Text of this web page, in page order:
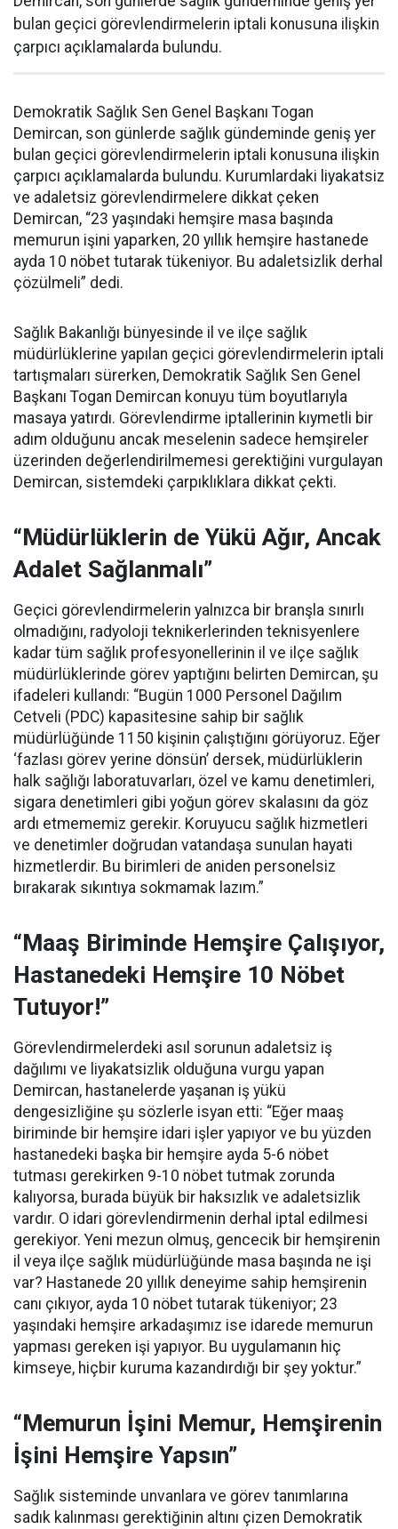
bulan geçici görevlendirmelerin iptali konusuna ilişkin
çarpıcı açıklamalarda bulundu.
Demokratik Sağlık Sen Genel Başkanı Togan
Demircan, son günlerde sağlık gündeminde geniş yer
bulan geçici görevlendirmelerin iptali konusuna ilişkin
çarpıcı açıklamalarda bulundu. Kurumlardaki liyakatsiz
ve adaletsiz görevlendirmelere dikkat çeken
Demircan, “23 yaşındaki hemşire masa başında
memurun işini yaparken, 20 yıllık hemşire hastanede
ayda 10 nöbet tutarak tükeniyor. Bu adaletsizlik derhal
çözülmeli” dedi.
Sağlık Bakanlığı bünyesinde il ve ilçe sağlık
müdürlüklerine yapılan geçici görevlendirmelerin iptali
tartışmaları sürerken, Demokratik Sağlık Sen Genel
Başkanı Togan Demircan konuyu tüm boyutlarıyla
masaya yatırdı. Görevlendirme iptallerinin kıymetli bir
adım olduğunu ancak meselenin sadece hemşireler
üzerinden değerlendirilmemesi gerektiğini vurgulayan
Demircan, sistemdeki çarpıklıklara dikkat çekti.
“Müdürlüklerin de Yükü Ağır, Ancak
Adalet Sağlanmalı”
Geçici görevlendirmelerin yalnızca bir branşla sınırlı
olmadığını, radyoloji teknikerlerinden teknisyenlere
kadar tüm sağlık profesyonellerinin il ve ilçe sağlık
müdürlüklerinde görev yaptığını belirten Demircan, şu
ifadeleri kullandı: “Bugün 1000 Personel Dağılım
Cetveli (PDC) kapasitesine sahip bir sağlık
müdürlüğünde 1150 kişinin çalıştığını görüyoruz. Eğer
‘fazlası görev yerine dönsün’ dersek, müdürlüklerin
halk sağlığı laboratuvarları, özel ve kamu denetimleri,
sigara denetimleri gibi yoğun görev skalasını da göz
ardı etmememiz gerekir. Koruyucu sağlık hizmetleri
ve denetimler doğrudan vatandaşa sunulan hayati
hizmetlerdir. Bu birimleri de aniden personelsiz
bırakarak sıkıntıya sokmamak lazım.”
“Maaş Biriminde Hemşire Çalışıyor,
Hastanedeki Hemşire 10 Nöbet
Tutuyor!”
Görevlendirmelerdeki asıl sorunun adaletsiz iş
dağılımı ve liyakatsizlik olduğuna vurgu yapan
Demircan, hastanelerde yaşanan iş yükü
dengesizliğine şu sözlerle isyan etti: “Eğer maaş
biriminde bir hemşire idari işler yapıyor ve bu yüzden
hastanedeki başka bir hemşire ayda 5-6 nöbet
tutması gerekirken 9-10 nöbet tutmak zorunda
kalıyorsa, burada büyük bir haksızlık ve adaletsizlik
vardır. O idari görevlendirmenin derhal iptal edilmesi
gerekiyor. Yeni mezun olmuş, gencecik bir hemşirenin
il veya ilçe sağlık müdürlüğünde masa başında ne işi
var? Hastanede 20 yıllık deneyime sahip hemşirenin
canı çıkıyor, ayda 10 nöbet tutarak tükeniyor; 23
yaşındaki hemşire arkadaşımız ise idarede memurun
yapması gereken işi yapıyor. Bu uygulamanın hiç
kimseye, hiçbir kuruma kazandırdığı bir şey yoktur.”
“Memurun İşini Memur, Hemşirenin
İşini Hemşire Yapsın”
Sağlık sisteminde unvanlara ve görev tanımlarına
sadık kalınması gerektiğinin altını çizen Demokratik